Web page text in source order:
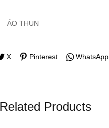
ÁO THUN
X Pinterest WhatsApp
Related Products